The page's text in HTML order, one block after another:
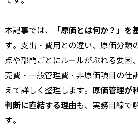
本記事では、 「原価とは何か？」を
す。支出・費用との違い、原価分類
点や部門ごとにルールがぶれる要因
売費・一般管理費・非原価項目の仕
えて詳しく整理します。 原価管理が
判断に直結する理由も、実務目線で
す。